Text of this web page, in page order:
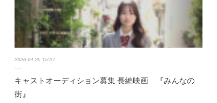
2026.04.25 15:27
キャストオーディション募集 長編映画 『みんなの
街』